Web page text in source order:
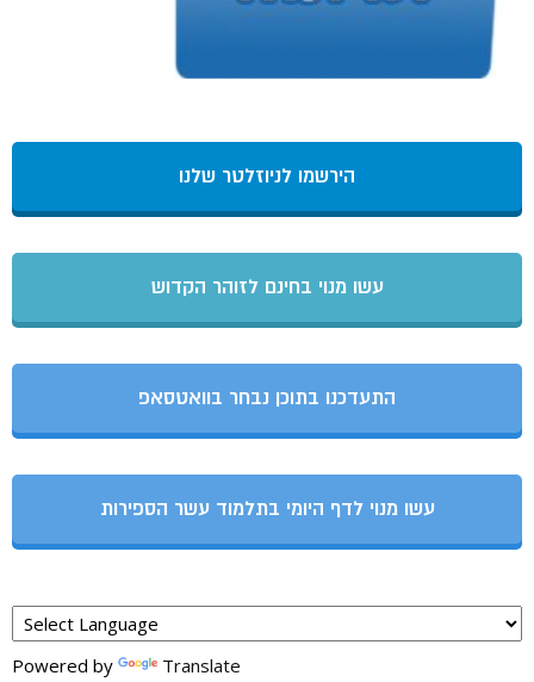
הירשמו לניוזלטר שלנו
עשו מנוי בחינם לזוהר הקדוש
התעדכנו בתוכן נבחר בוואטסאפ
עשו מנוי לדף היומי בתלמוד עשר הספירות
Powered by Translate